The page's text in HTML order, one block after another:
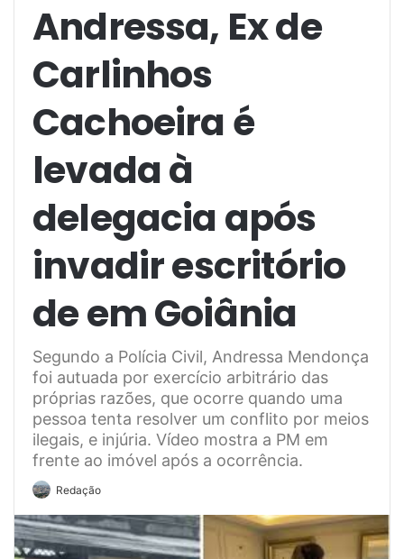
Andressa, Ex de
Carlinhos
Cachoeira é
levada à
delegacia após
invadir escritório
de em Goiânia
Segundo a Polícia Civil, Andressa Mendonça
foi autuada por exercício arbitrário das
próprias razões, que ocorre quando uma
pessoa tenta resolver um conflito por meios
ilegais, e injúria. Vídeo mostra a PM em
frente ao imóvel após a ocorrência.
Redação